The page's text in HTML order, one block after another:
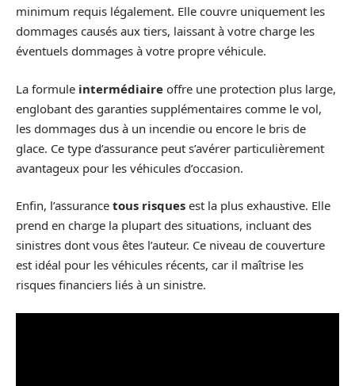
minimum requis légalement. Elle couvre uniquement les
dommages causés aux tiers, laissant à votre charge les
éventuels dommages à votre propre véhicule.
La formule intermédiaire offre une protection plus large,
englobant des garanties supplémentaires comme le vol,
les dommages dus à un incendie ou encore le bris de
glace. Ce type d’assurance peut s’avérer particulièrement
avantageux pour les véhicules d’occasion.
Enfin, l’assurance tous risques est la plus exhaustive. Elle
prend en charge la plupart des situations, incluant des
sinistres dont vous êtes l’auteur. Ce niveau de couverture
est idéal pour les véhicules récents, car il maîtrise les
risques financiers liés à un sinistre.